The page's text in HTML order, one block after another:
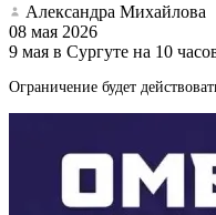
Александра Михайлова
08 мая 2026
9 мая в Сургуте на 10
Ограничение будет